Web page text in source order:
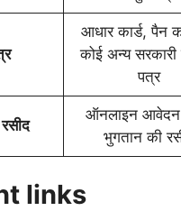
आधार कार्ड, पैन
कोई अन्य सरकारी
पत्र
ऑनलाइन
भुगतान की
links